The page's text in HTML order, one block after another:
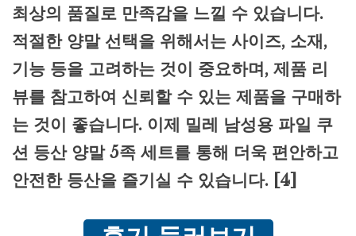
최상의 품질로 만족감을 느낄 수 있습니다.
적절한 양말 선택을 위해서는 사이즈, 소재,
기능 등을 고려하는 것이 중요하며, 제품 리
뷰를 참고하여 신뢰할 수 있는 제품을 구매하
는 것이 좋습니다. 이제 밀레 남성용 파일 쿠
션 등산 양말 5족 세트를 통해 더욱 편안하고
안전한 등산을 즐기실 수 있습니다. [4]